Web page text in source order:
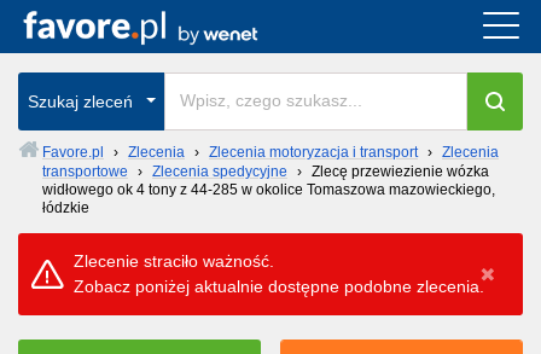
Szukaj zleceń
Favore.pl › Zlecenia › Zlecenia motoryzacja i transport › Zlecenia
transportowe
› Zlecenia spedycyjne › Zlecę przewiezienie wózka
widłowego ok 4 tony z 44-285 w okolice Tomaszowa mazowieckiego,
łódzkie
Zlecenie straciło ważność.
Zobacz poniżej aktualnie dostępne podobne zlecenia.
Cała Polska
wszystkie w całym kraju